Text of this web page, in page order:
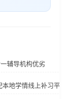
辅导机构优劣
地学情线上补习平台